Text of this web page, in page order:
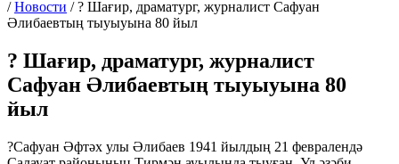
/Новости /? Шағир, драматург, журналист Сафуан
Әлибаевтың тыуыуына 80 йыл
? Шағир, драматург, журналист
Сафуан Әлибаевтың тыуыуына 80
йыл
?Сафуан Әфтәх улы Әлибаев 1941 йылдың 21 февралендә